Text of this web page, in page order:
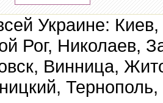
Украине:
Рог, Николаев,
Винница,
Тернополь,